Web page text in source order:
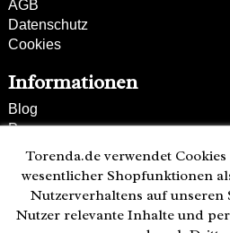
AGB
Datenschutz
Cookies
Informationen
Blog
Presse
Partner
Versand und Zahlung
Bestellung wiederrufen
Kunden-Hotline
Torenda.de verwendet
wesentlicher Shopfunktionen
Nutzerverhaltens auf unseren
Nutzer relevante Inhalte und